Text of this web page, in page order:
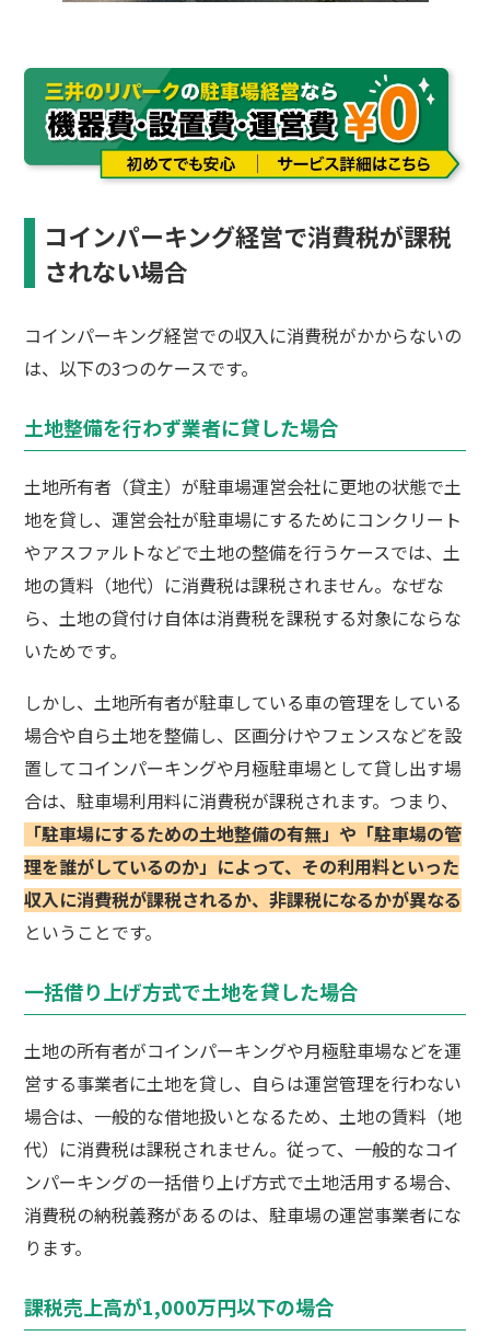
コインパーキング経営で消費税が課税
されない場合
コインパーキング経営での収入に消費税がかからないの
は、以下の3つのケースです。
土地整備を行わず業者に貸した場合
土地所有者（貸主）が駐車場運営会社に更地の状態で土
地を貸し、運営会社が駐車場にするためにコンクリート
やアスファルトなどで土地の整備を行うケースでは、土
地の賃料（地代）に消費税は課税されません。なぜな
ら、土地の貸付け自体は消費税を課税する対象にならな
いためです。
しかし、土地所有者が駐車している車の管理をしている
場合や自ら土地を整備し、区画分けやフェンスなどを設
置してコインパーキングや月極駐車場として貸し出す場
合は、駐車場利用料に消費税が課税されます。つまり、
「駐車場にするための土地整備の有無」や「駐車場の管
理を誰がしているのか」によって、その利用料といった
収入に消費税が課税されるか、非課税になるかが異なる
ということです。
一括借り上げ方式で土地を貸した場合
土地の所有者がコインパーキングや月極駐車場などを運
営する事業者に土地を貸し、自らは運営管理を行わない
場合は、一般的な借地扱いとなるため、土地の賃料（地
代）に消費税は課税されません。従って、一般的なコイ
ンパーキングの一括借り上げ方式で土地活用する場合、
消費税の納税義務があるのは、駐車場の運営事業者にな
ります。
課税売上高が1,000万円以下の場合